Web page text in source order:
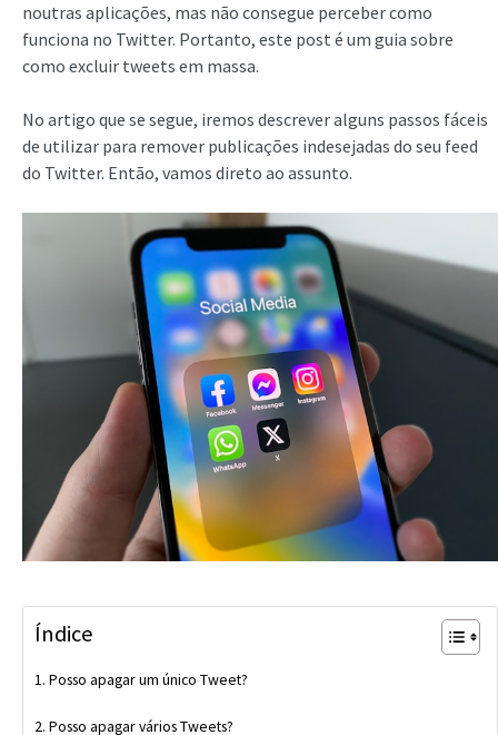
noutras aplicações, mas não consegue perceber como
funciona no Twitter. Portanto, este post é um guia sobre
como excluir tweets em massa.
No artigo que se segue, iremos descrever alguns passos fáceis
de utilizar para remover publicações indesejadas do seu feed
do Twitter. Então, vamos direto ao assunto.
Índice
Posso apagar um único Tweet?
Posso apagar vários Tweets?